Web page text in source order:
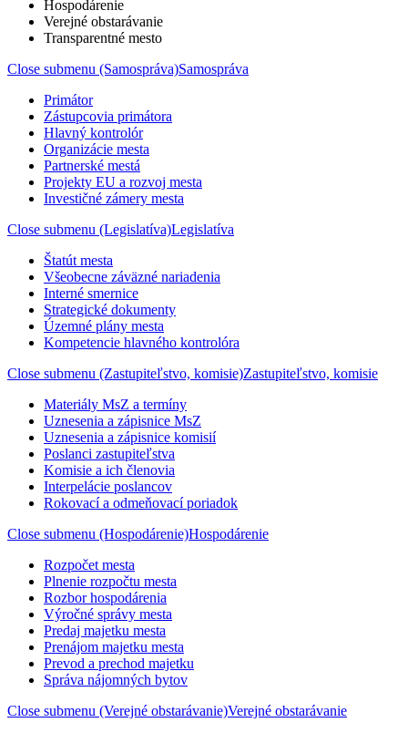
Hospodárenie
Verejné obstarávanie
Transparentné mesto
Close submenu (Samospráva)Samospráva
Primátor
Zástupcovia primátora
Hlavný kontrolór
Organizácie mesta
Partnerské mestá
Projekty EU a rozvoj mesta
Investičné zámery mesta
Close submenu (Legislatíva)Legislatíva
Štatút mesta
Všeobecne záväzné nariadenia
Interné smernice
Strategické dokumenty
Územné plány mesta
Kompetencie hlavného kontrolóra
Close submenu (Zastupiteľstvo, komisie)Zastupiteľstvo, komisie
Materiály MsZ a termíny
Uznesenia a zápisnice MsZ
Uznesenia a zápisnice komisií
Poslanci zastupiteľstva
Komisie a ich členovia
Interpelácie poslancov
Rokovací a odmeňovací poriadok
Close submenu (Hospodárenie)Hospodárenie
Rozpočet mesta
Plnenie rozpočtu mesta
Rozbor hospodárenia
Výročné správy mesta
Predaj majetku mesta
Prenájom majetku mesta
Prevod a prechod majetku
Správa nájomných bytov
Close submenu (Verejné obstarávanie)Verejné obstarávanie